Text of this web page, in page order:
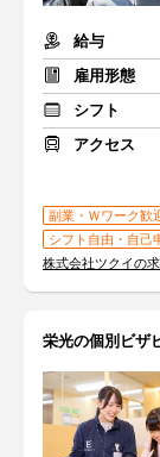
給与
雇用形態
シフト
アクセス
副業・Ｗワーク歓
シフト自由・自己
株式会社ツクイの
栄光の個別ビザ